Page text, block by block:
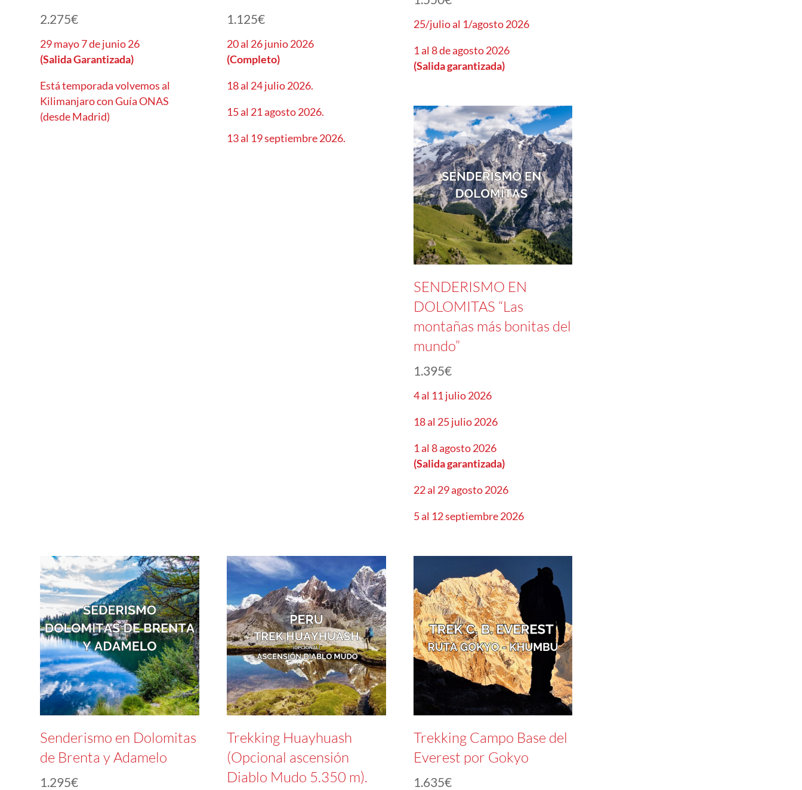
2.275€
29 mayo 7 de junio 26
(Salida Garantizada)
Está temporada volvemos al
Kilimanjaro con Guía ONAS
(desde Madrid)
1.125€
20 al 26 junio 2026
(Completo)
18 al 24 julio 2026.
15 al 21 agosto 2026.
13 al 19 septiembre 2026.
25/julio al 1/agosto 2026
1 al 8 de agosto 2026
(Salida garantizada)
SENDERISMO EN
DOLOMITAS “Las
montañas más bonitas del
mundo”
1.395€
4 al 11 julio 2026
18 al 25 julio 2026
1 al 8 agosto 2026
(Salida garantizada)
22 al 29 agosto 2026
5 al 12 septiembre 2026
Senderismo en Dolomitas
de Brenta y Adamelo
1.295€
Trekking Huayhuash
(Opcional ascensión
Diablo Mudo 5.350 m).
Trekking Campo Base del
Everest por Gokyo
1.635€